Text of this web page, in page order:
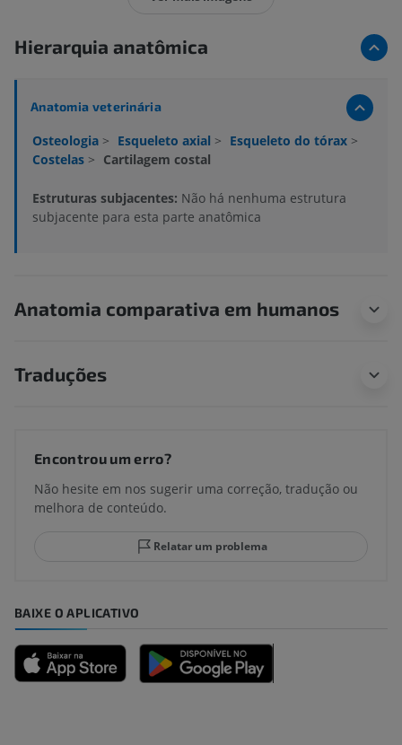
Hierarquia anatômica
Anatomia veterinária
Osteologia > Esqueleto axial > Esqueleto do tórax >
Costelas > Cartilagem costal
Estruturas subjacentes: Não há nenhuma estrutura
subjacente para esta parte anatômica
Anatomia comparativa em humanos
Traduções
Encontrou um erro?
Não hesite em nos sugerir uma correção, tradução ou
melhora de conteúdo.
Relatar um problema
BAIXE O APLICATIVO